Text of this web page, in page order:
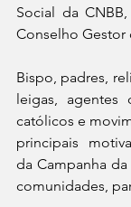
Social da
Conselho Gestor
Bispo, padres,
leigas, agentes
católicos e
principais
da Campanha
comunidades,